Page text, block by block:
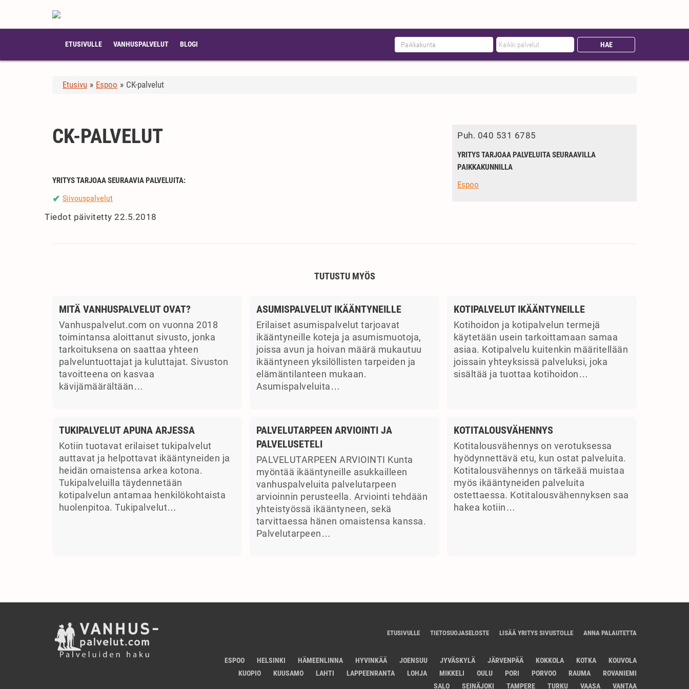
ETUSIVULLE VANHUSPALVELUT BLOGI
Etusivu » Espoo » CK-palvelut
CK-PALVELUT
YRITYS TARJOAA SEURAAVIA PALVELUITA:
✔ Siivouspalvelut
Tiedot päivitetty 22.5.2018
Puh. 040 531 6785
YRITYS TARJOAA PALVELUITA SEURAAVILLA
PAIKKAKUNNILLA
Espoo
TUTUSTU MYÖS
MITÄ VANHUSPALVELUT OVAT?
Vanhuspalvelut.com on vuonna 2018
toimintansa aloittanut sivusto, jonka
tarkoituksena on saattaa yhteen
palveluntuottajat ja kuluttajat. Sivuston
tavoitteena on kasvaa
kävijämäärältään…
ASUMISPALVELUT IKÄÄNTYNEILLE
Erilaiset asumispalvelut tarjoavat
ikääntyneille koteja ja asumismuotoja,
joissa avun ja hoivan määrä mukautuu
ikääntyneen yksilöllisten tarpeiden ja
elämäntilanteen mukaan.
Asumispalveluita…
KOTIPALVELUT IKÄÄNTYNEILLE
Kotihoidon ja kotipalvelun termejä
käytetään usein tarkoittamaan samaa
asiaa. Kotipalvelu kuitenkin määritellään
joissain yhteyksissä palveluksi, joka
sisältää ja tuottaa kotihoidon…
TUKIPALVELUT APUNA ARJESSA
Kotiin tuotavat erilaiset tukipalvelut
auttavat ja helpottavat ikääntyneiden ja
heidän omaistensa arkea kotona.
Tukipalveluilla täydennetään
kotipalvelun antamaa henkilökohtaista
huolenpitoa. Tukipalvelut…
PALVELUTARPEEN ARVIOINTI JA
PALVELUSETELI
PALVELUTARPEEN ARVIOINTI Kunta
myöntää ikääntyneille asukkailleen
vanhuspalveluita palvelutarpeen
arvioinnin perusteella. Arviointi tehdään
yhteistyössä ikääntyneen, sekä
tarvittaessa hänen omaistensa kanssa.
Palvelutarpeen…
KOTITALOUSVÄHENNYS
Kotitalousvähennys on verotuksessa
hyödynnettävä etu, kun ostat palveluita.
Kotitalousvähennys on tärkeää muistaa
myös ikääntyneiden palveluita
ostettaessa. Kotitalousvähennyksen saa
hakea kotiin…
ETUSIVULLE TIETOSUOJASELOSTE LISÄÄ YRITYS SIVUSTOLLE ANNA PALAUTETTA
ESPOO HELSINKI HÄMEENLINNA HYVINKÄÄ JOENSUU JYVÄSKYLÄ JÄRVENPÄÄ KOKKOLA KOTKA
KOUVOLA
KUOPIO
KUUSAMO LAHTI LAPPEENRANTA LOHJA MIKKELI OULU PORI PORVOO RAUMA
ROVANIEMI
SALO
SEINÄJOKI TAMPERE TURKU VAASA VANTAA